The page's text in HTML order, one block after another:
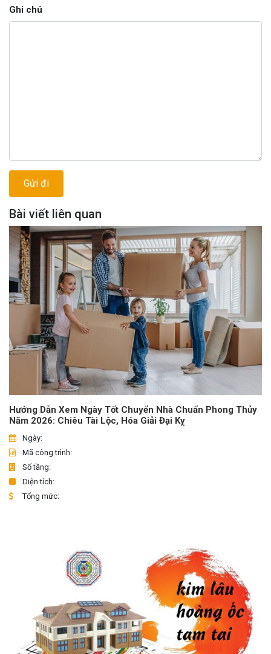
Ghi chú
Bài viết liên quan
Hướng Dẫn Xem Ngày Tốt Chuyển Nhà Chuẩn Phong Thủy
Năm 2026: Chiêu Tài Lộc, Hóa Giải Đại Kỵ
Ngày:
Mã công trình:
Số tầng:
Diện tích:
Tổng mức: